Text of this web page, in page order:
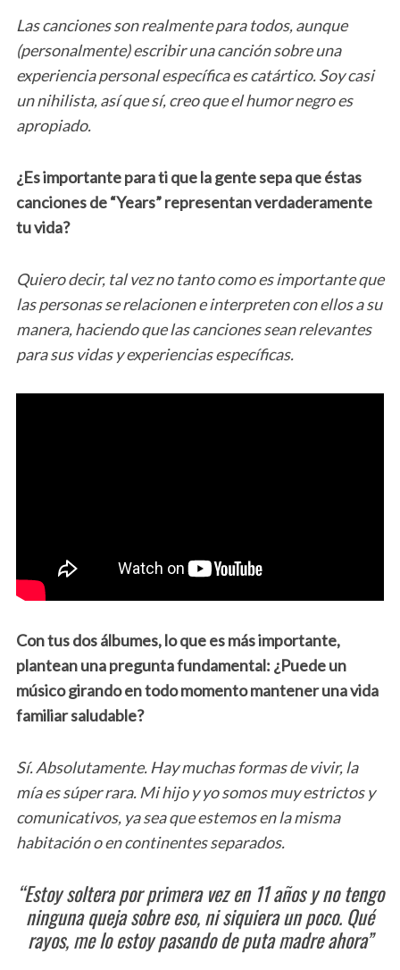
Las canciones son realmente para todos, aunque
(personalmente) escribir una canción sobre una
experiencia personal específica es catártico. Soy casi
un nihilista, así que sí, creo que el humor negro es
apropiado.
¿Es importante para ti que la gente sepa que éstas
canciones de “Years” representan verdaderamente
tu vida?
Quiero decir, tal vez no tanto como es importante que
las personas se relacionen e interpreten con ellos a su
manera, haciendo que las canciones sean relevantes
para sus vidas y experiencias específicas.
Con tus dos álbumes, lo que es más importante,
plantean una pregunta fundamental: ¿Puede un
músico girando en todo momento mantener una vida
familiar saludable?
Sí. Absolutamente. Hay muchas formas de vivir, la
mía es súper rara. Mi hijo y yo somos muy estrictos y
comunicativos, ya sea que estemos en la misma
habitación o en continentes separados.
“Estoy soltera por primera vez en 11 años y no tengo
ninguna queja sobre eso, ni siquiera un poco. Qué
rayos, me lo estoy pasando de puta madre ahora”